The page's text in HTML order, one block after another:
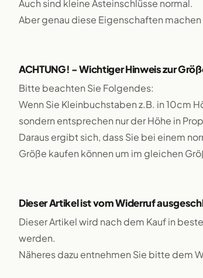
Auch sind kleine Asteinschlüsse normal.
Aber genau diese Eigenschaften
ACHTUNG! - Wichtiger Hinweis zur
Bitte beachten Sie Folgendes:
Wenn Sie Kleinbuchstaben z.B. in 10cm
sondern entsprechen nur der Höhe in
Daraus ergibt sich, dass Sie bei einem
Größe kaufen können um im gleichen
Dieser Artikel ist vom Widerruf
Dieser Artikel wird nach dem Kauf in
werden.
Näheres dazu entnehmen Sie bitte dem